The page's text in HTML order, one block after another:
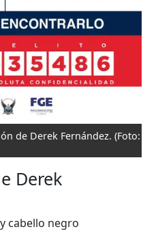
de Derek Fernández. (Foto:
Derek
cabello negro